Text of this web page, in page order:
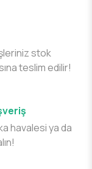
stok
teslim edilir!
havalesi ya da